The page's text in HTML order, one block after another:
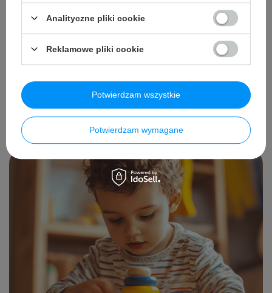
Wyprawka do przedszkola – co naprawdę
Czytaj więcej
Analityczne pliki cookie
Reklamowe pliki cookie
Potwierdzam wymagane
Potwierdzam wszystkie